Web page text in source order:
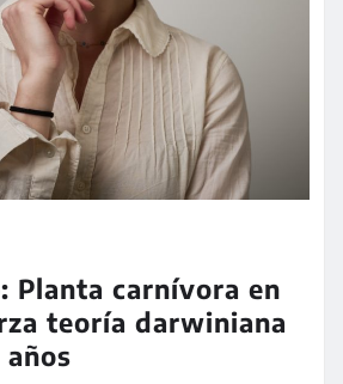
Planta carnívora en
teoría darwiniana
años